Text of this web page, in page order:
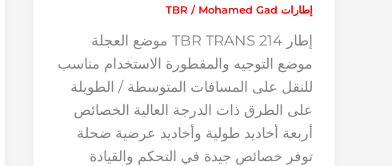
إطارات TBR / Mohamed Gad
إطار TBR TRANS 214 موضع العجلة
موضع التوجيه والمقطورة الاستخدام مناسب
للنقل على المسافات المتوسطة / الطويلة
على الطرق ذات الدرجة العالية الخصائص
أربعة أخاديد طولية وأخاديد عرضية ضحلة
توفر خصائص جيدة في التحكم والقيادة